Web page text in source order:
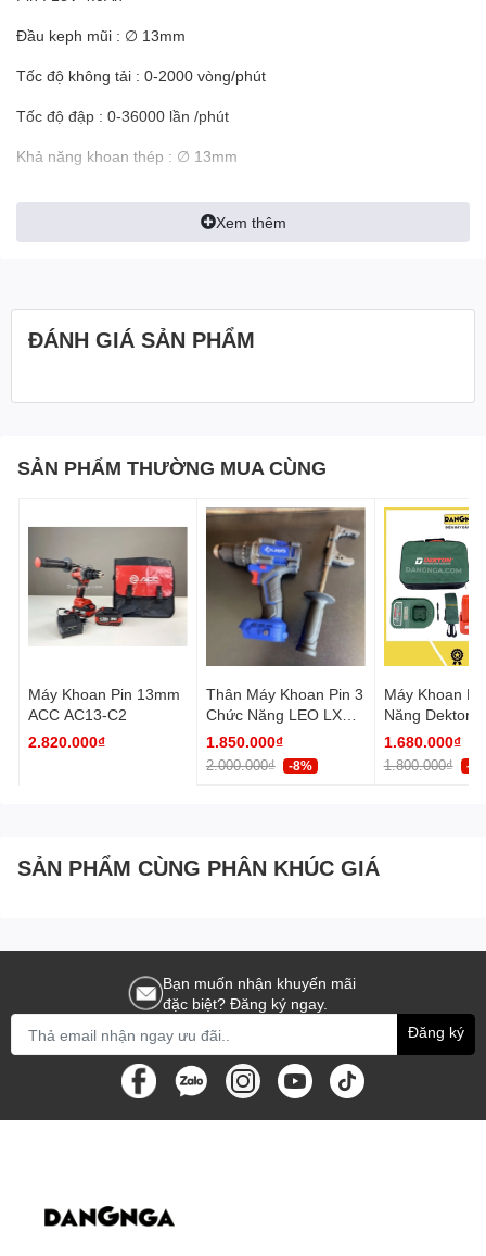
Đầu keph mũi : ∅ 13mm
Tốc độ không tải : 0-2000 vòng/phút
Tốc độ đập : 0-36000 lần /phút
Khả năng khoan thép : ∅ 13mm
Xem thêm
ĐÁNH GIÁ SẢN PHẨM
SẢN PHẨM THƯỜNG MUA CÙNG
Máy Khoan Pin 13mm
ACC AC13-C2
2.820.000₫
Thân Máy Khoan Pin 3
Chức Năng LEO LXS-
ID13145ATC
1.850.000₫
2.000.000₫ -8%
Máy Khoan
Năng Dekton
KVT1055PRO
1.680.000₫
1.800.000₫ -
SẢN PHẨM CÙNG PHÂN KHÚC GIÁ
Bạn muốn nhận khuyến mãi
đặc biệt? Đăng ký ngay.
Đăng ký